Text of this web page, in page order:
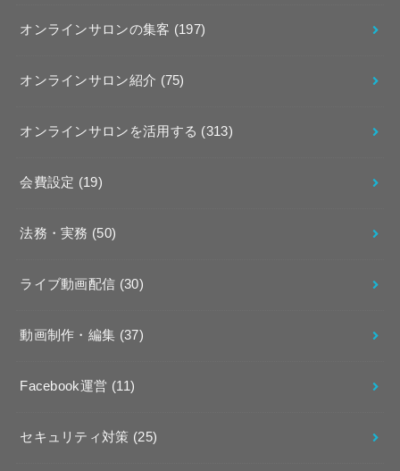
オンラインサロンの集客 (197)
オンラインサロン紹介 (75)
オンラインサロンを活用する (313)
会費設定 (19)
法務・実務 (50)
ライブ動画配信 (30)
動画制作・編集 (37)
Facebook運営 (11)
セキュリティ対策 (25)